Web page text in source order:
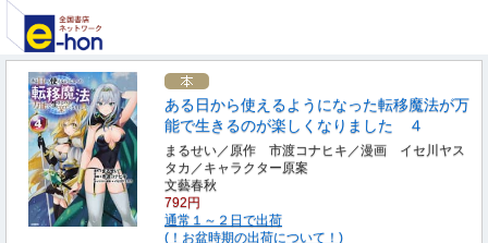
ある日から使えるようになった転移魔法が万
能で生きるのが楽しくなりました ４
まるせい／原作 市渡コナヒキ／漫画 イセ川ヤス
タカ／キャラクター原案
文藝春秋
792円
通常１～２日で出荷
(！お盆時期の出荷について！)